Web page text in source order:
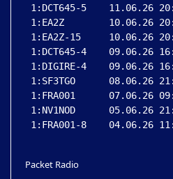
1:DCT645-5    11.06.26
1:EA2Z        10.06.26
1:EA2Z-15     10.06.26
1:DCT645-4    09.06.26
1:DIGIRE-4    09.06.26
1:SF3TGO      08.06.26
1:FRA001      07.06.26
1:NV1NOD      05.06.26
1:FRA001-8    04.06.26
Packet Radio